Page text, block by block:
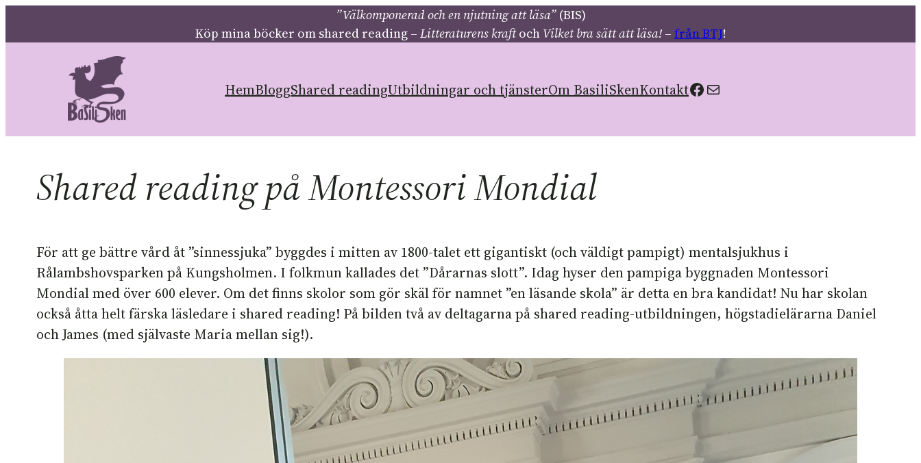
”Välkomponerad och en njutning att läsa”(BIS)
Köp mina böcker om shared reading – Litteraturens kraftoch Vilket bra sätt att läsa!– från BTJ!
HemBloggShared readingUtbildningar och tjänsterOm BasiliSkenKontaktFacebook
Skicka epost
Shared reading på Montessori Mondial
För att ge bättre vård åt ”sinnessjuka” byggdes i mitten av 1800-talet ett gigantiskt (och väldigt pampigt) mentalsjukhus i
Rålambshovsparken på Kungsholmen. I folkmun kallades det ”Dårarnas slott”. Idag hyser den pampiga byggnaden Montessori
Mondial med över 600 elever. Om det finns skolor som gör skäl för namnet ”en läsande skola” är detta en bra kandidat! Nu har skolan
också åtta helt färska läsledare i shared reading! På bilden två av deltagarna på shared reading-utbildningen, högstadielärarna Daniel
och James (med självaste Maria mellan sig!).